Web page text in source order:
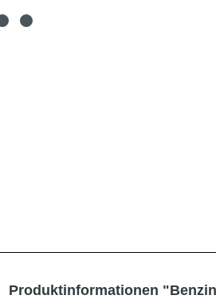
Produktinformationen